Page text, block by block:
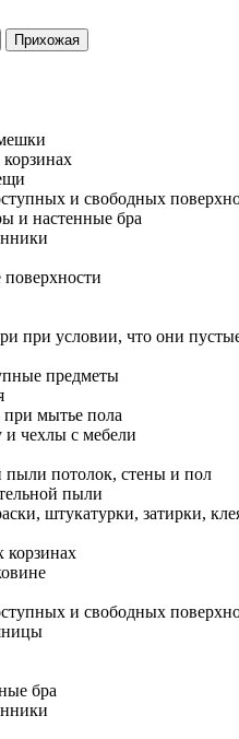
и свободных
и настенные бра
при условии, что они
предметы
мытье пола
чехлы с мебели
пыли потолок, стены и пол
пыли
штукатурки, затирки,
и свободных
бра